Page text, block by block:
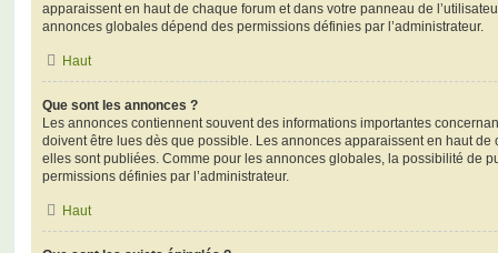
apparaissent en haut de chaque forum et dans votre panneau de
annonces globales dépend des permissions définies par l’administrateur.
Haut
Que sont les annonces ?
Les annonces contiennent souvent des informations importantes
doivent être lues dès que possible. Les annonces apparaissent en haut
elles sont publiées. Comme pour les annonces globales, la possibilité de
permissions définies par l’administrateur.
Haut